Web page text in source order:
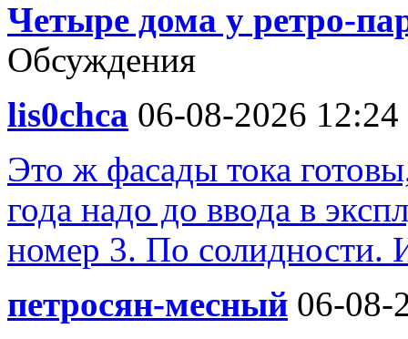
Четыре дома у ретро-
Обсуждения
lis0chca 06-08-2026 12:24
Это ж фасады тока
года надо до ввода в
номер 3. По солидности.
петросян-месный 06-08-